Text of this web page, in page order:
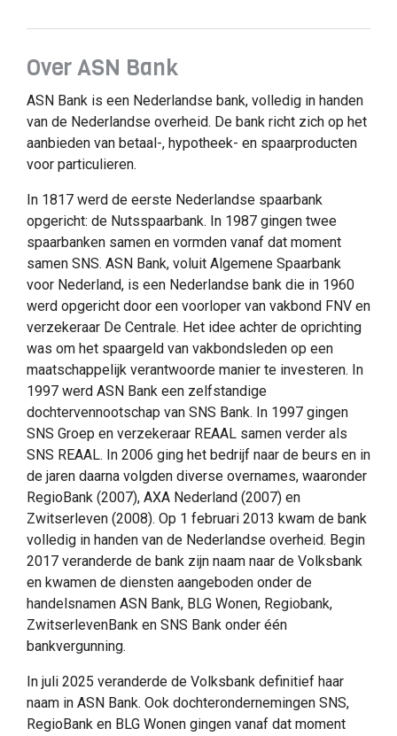
Over ASN Bank
ASN Bank is een Nederlandse bank, volledig in handen
van de Nederlandse overheid. De bank richt zich op het
aanbieden van betaal-, hypotheek- en spaarproducten
voor particulieren.
In 1817 werd de eerste Nederlandse spaarbank
opgericht: de Nutsspaarbank. In 1987 gingen twee
spaarbanken samen en vormden vanaf dat moment
samen SNS. ASN Bank, voluit Algemene Spaarbank
voor Nederland, is een Nederlandse bank die in 1960
werd opgericht door een voorloper van vakbond FNV en
verzekeraar De Centrale. Het idee achter de oprichting
was om het spaargeld van vakbondsleden op een
maatschappelijk verantwoorde manier te investeren. In
1997 werd ASN Bank een zelfstandige
dochtervennootschap van SNS Bank. In 1997 gingen
SNS Groep en verzekeraar REAAL samen verder als
SNS REAAL. In 2006 ging het bedrijf naar de beurs en in
de jaren daarna volgden diverse overnames, waaronder
RegioBank (2007), AXA Nederland (2007) en
Zwitserleven (2008). Op 1 februari 2013 kwam de bank
volledig in handen van de Nederlandse overheid. Begin
2017 veranderde de bank zijn naam naar de Volksbank
en kwamen de diensten aangeboden onder de
handelsnamen ASN Bank, BLG Wonen, Regiobank,
ZwitserlevenBank en SNS Bank onder één
bankvergunning.
In juli 2025 veranderde de Volksbank definitief haar
naam in ASN Bank. Ook dochterondernemingen SNS,
RegioBank en BLG Wonen gingen vanaf dat moment